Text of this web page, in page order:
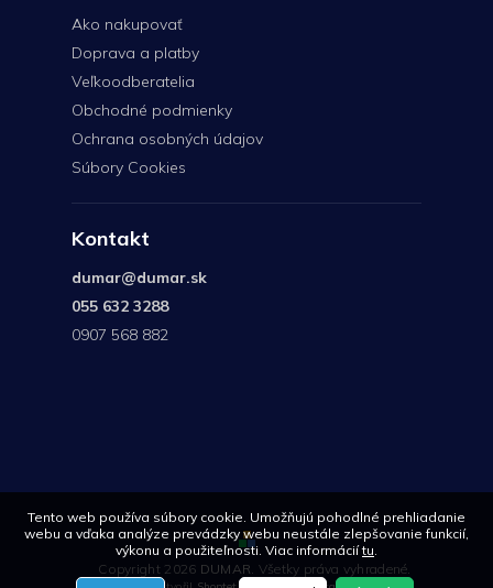
Tento web používa súbory cookie. Umožňujú pohodlné prehliadanie
webu a vďaka analýze prevádzky webu neustále zlepšovanie funkcií,
výkonu a použiteľnosti. Viac informáciítu.
Ako nakupovať
Doprava a platby
Veľkoodberatelia
Obchodné podmienky
Ochrana osobných údajov
Súbory Cookies
Kontakt
dumar@dumar.sk
055 632 3288
0907 568 882
Copyright 2026 DUMAR. Všetky práva vyhradené.
568